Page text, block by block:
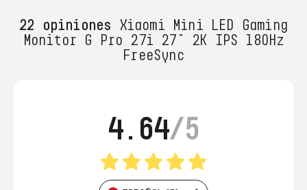
22 opiniones Xiaomi Mini LED Gaming
Monitor G Pro 27i 27" 2K IPS 180Hz
FreeSync
4.64/5